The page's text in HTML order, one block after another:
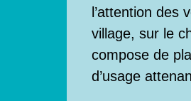
l’attention des
village, sur le
compose de
d’usage